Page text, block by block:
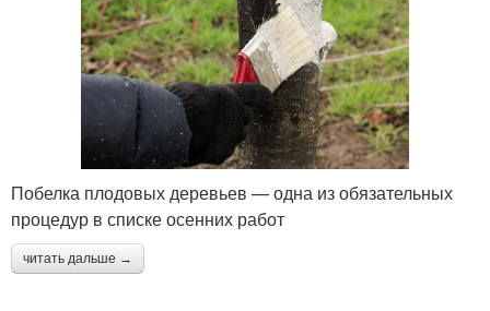
Побелка плодовых деревьев — одна из обязательных
процедур в списке осенних работ
читать дальше →